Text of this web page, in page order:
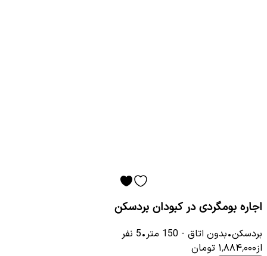
اجاره بومگردی در کبودان بردسکن
بردسکن•بدون اتاق -
150 متر•
5 نفر
از۱٬۸۸۴٬۰۰۰ تومان